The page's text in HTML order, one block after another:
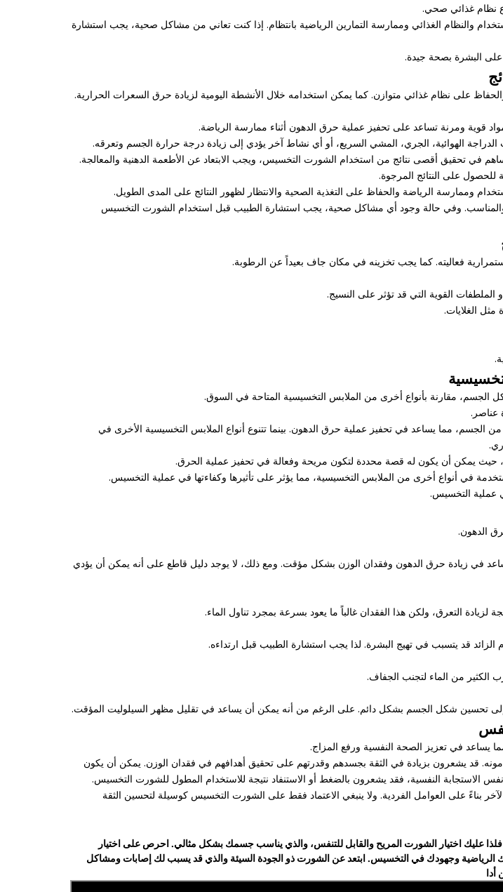
نظام غذائي صحي.
والنظام الغذائي وممارسة التمارين الرياضية بانتظام. إذا كنت تعاني من مشاكل صحية، يجب استشارة
البشرة بصحة جيدة.
على نظام غذائي متوازن. كما يمكن استخدامه خلال الأنشطة اليومية لزيادة حرق السعرات الحرارية.
والمناسب. وفي حالة وجود أي مشاكل صحية، يجب استشارة الطبيب قبل استخدام الشورت التخسيس
فعاليته. كما يجب تخزينه في مكان جاف بعيداً عن الرطوبة.
مقارنة بأنواع أخرى من الملابس التخسيسية المتاحة في السوق.
عناصر.
الجسم، مما يساعد في تحفيز عملية حرق الدهون. بينما تتنوع أنواع الملابس التخسيسية الأخرى في
يمكن أن يكون له قصة محددة لتكون مريحة وفعالة في تحفيز عملية الحرق.
في أنواع أخرى من الملابس التخسيسية، مما يؤثر على تأثيرها وكفاءتها في عملية التخسيس.
عملية التخسيس.
الدهون.
في زيادة حرق الدهون وفقدان الوزن بشكل مؤقت. ومع ذلك، لا يوجد دليل قاطع على أنه يمكن أن يؤدي
التعرق، ولكن هذا الفقدان غالباً ما يعود بسرعة بمجرد تناول الماء.
قد يتسبب في تهيج البشرة. لذا يجب استشارة الطبيب قبل ارتداءه.
من الماء لتجنب الجفاف.
تحسين شكل الجسم بشكل دائم. على الرغم من أنه يمكن أن يساعد في تقليل مظهر السيلوليت المؤقت.
يساعد في تعزيز الصحة النفسية ورفع المزاج.
قد يشعرون بزيادة في الثقة بجسدهم وقدرتهم على تحقيق أهدافهم في فقدان الوزن. يمكن أن يكون
نفس الاستجابة النفسية، فقد يشعرون بالضغط أو الاستنفاد نتيجة للاستخدام المطول للشورت التخسيس.
على العوامل الفردية. ولا ينبغي الاعتماد فقط على الشورت التخسيس كوسيلة لتحسين الثقة
عليك اختيار الشورت المريح والقابل للتنفس، والذي يناسب جسمك بشكل مثالي. احرص على اختيار
الرياضية وجهودك في التخسيس. ابتعد عن الشورت ذو الجودة السيئة والذي قد يسبب لك إصابات ومشاكل